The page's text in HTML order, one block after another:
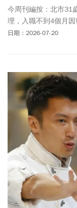
今周刊編按：北市31
理，入職不到4個月因
並有失語、認知及肢
理，月薪5萬5000元
同等職務人員無異，
班行為是個人行為，
身也有過失。據媒體
作時間不能僅以正式
後整理、主管透過
應納入實際工作時數
時加班，且6月籌辦
班。公司卻未幫她減
上訴。
日期：2026-07-20